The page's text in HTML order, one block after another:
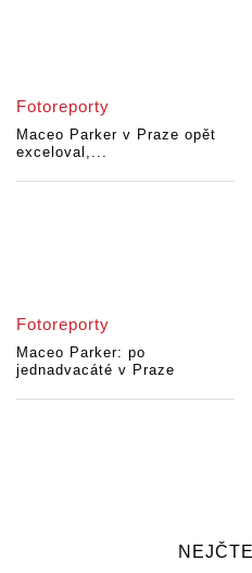
Fotoreporty
Maceo Parker v Praze opět
exceloval,...
Fotoreporty
Maceo Parker: po
jednadvacáté v Praze